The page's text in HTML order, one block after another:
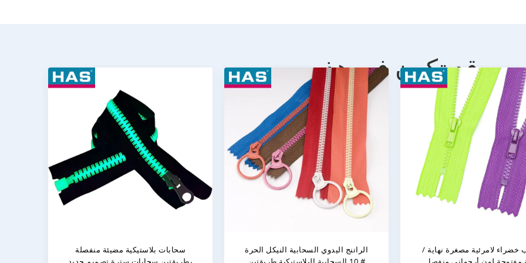
قد تكون في هذه
# 5 سحب الملف المعدني سحب فضي
سحابات بلاستيكية صديقة للبيئة # 5
5# السحابات البلاستيكية الذرة